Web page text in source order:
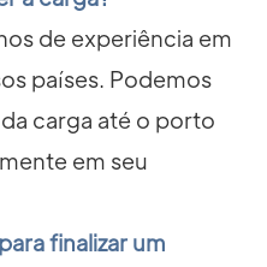
de experiência em
países. Podemos
carga até o porto
em seu
finalizar um